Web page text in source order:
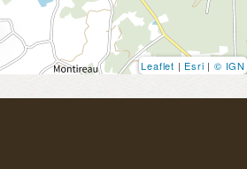
Leaflet | Esri | © IGN